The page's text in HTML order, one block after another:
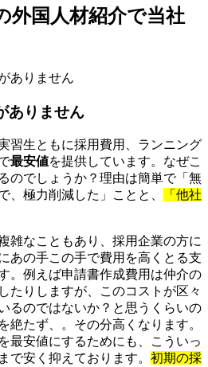
外国人材紹介で当社
ありません
習生ともに採用費用、ランニング
最安値を提供しています。なぜこ
のでしょうか？理由は簡単で「無
、極力削減した」ことと、
「他社
雑なこともあり、採用企業の方に
あの手この手で費用を高くとる支
。例えば申請書作成費用は仲介の
たりしますが、このコストが区々
るのではないか？と思うくらいの
絶たず、。その分高くなります。
最安値にするためにも、こういっ
で安く抑えております。 初期の採